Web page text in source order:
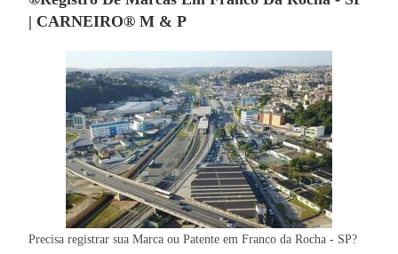
| CARNEIRO® M & P
Precisa registrar sua Marca ou Patente em Franco da Rocha - SP?